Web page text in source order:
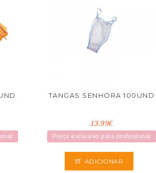
TANGAS SENHORA 100UND
13.99€
Preço exclusivo para profissional
ADICIONAR